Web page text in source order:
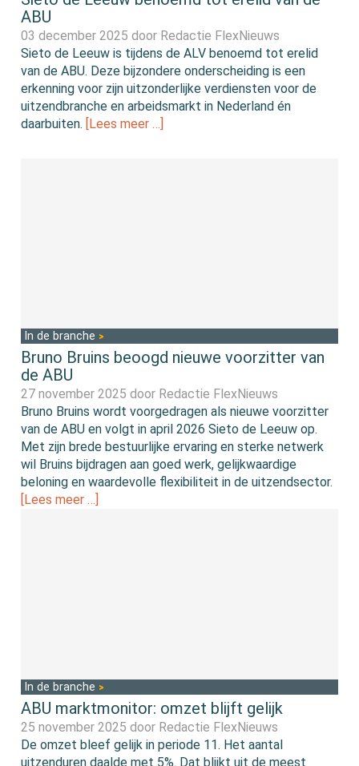
ABU
03 december 2025 door Redactie FlexNieuws
Sieto de Leeuw is tijdens de ALV benoemd tot erelid
van de ABU. Deze bijzondere onderscheiding is een
erkenning voor zijn uitzonderlijke verdiensten voor de
uitzendbranche en arbeidsmarkt in Nederland én
daarbuiten. [Lees meer …]
In de branche
Bruno Bruins beoogd nieuwe voorzitter van
de ABU
27 november 2025 door Redactie FlexNieuws
Bruno Bruins wordt voorgedragen als nieuwe voorzitter
van de ABU en volgt in april 2026 Sieto de Leeuw op.
Met zijn brede bestuurlijke ervaring en sterke netwerk
wil Bruins bijdragen aan goed werk, gelijkwaardige
beloning en waardevolle flexibiliteit in de uitzendsector.
[Lees meer …]
In de branche
ABU marktmonitor: omzet blijft gelijk
25 november 2025 door Redactie FlexNieuws
De omzet bleef gelijk in periode 11. Het aantal
uitzenduren daalde met 5%. Dat blijkt uit de meest